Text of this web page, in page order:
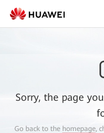
Sorry, the page
Go back to the homepage,